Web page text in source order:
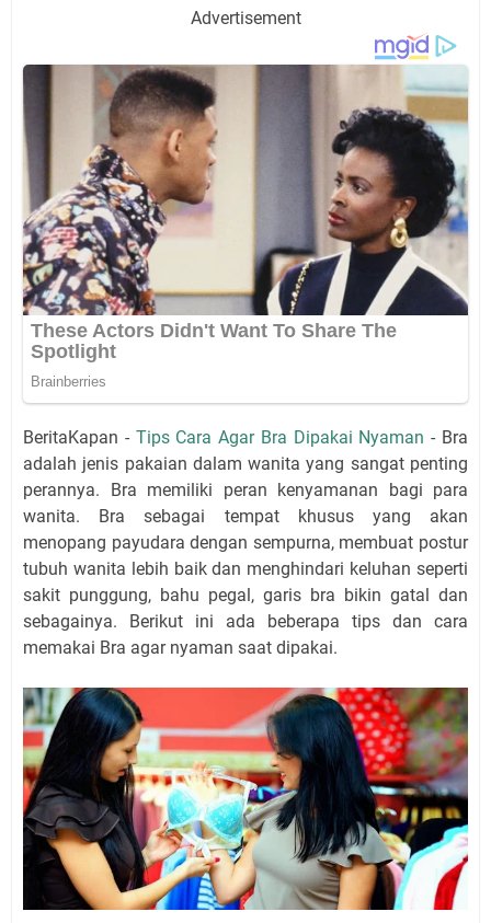
Advertisement
BeritaKapan - Tips Cara Agar Bra Dipakai Nyaman - Bra
adalah jenis pakaian dalam wanita yang sangat penting
perannya. Bra memiliki peran kenyamanan bagi para
wanita. Bra sebagai tempat khusus yang akan
menopang payudara dengan sempurna, membuat postur
tubuh wanita lebih baik dan menghindari keluhan seperti
sakit punggung, bahu pegal, garis bra bikin gatal dan
sebagainya. Berikut ini ada beberapa tips dan cara
memakai Bra agar nyaman saat dipakai.